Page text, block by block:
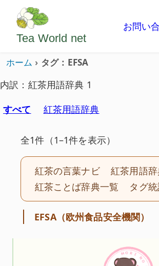
ようこそいらっしゃいました。ど
Tea World net
お問い
ホーム タグ：EFSA
内訳：紅茶用語辞典 1
すべて
紅茶用語辞典
全1件（1–1件を表示）
紅茶の言葉ナビ
紅茶用語
紅茶ことば辞典一覧
タグ
EFSA（欧州食品安全機関）